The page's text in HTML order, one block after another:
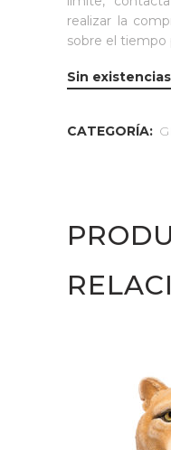
realizar la
sobre el tiempo
Sin existencias
CATEGORÍA: